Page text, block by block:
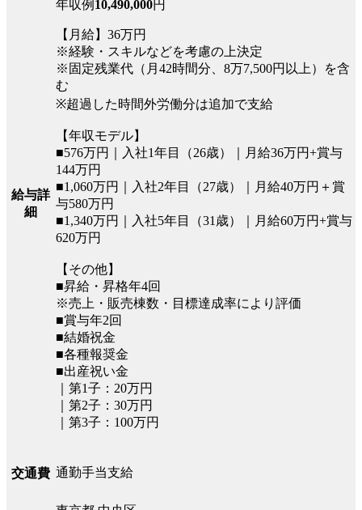
給与詳
細
年収例 10,490,000円
【月給】36万円
※経験・スキルなどを考慮の上決定
※固定残業代（月42時間分、8万7,500円以上）を含
む
※超過した時間外労働分は追加で支給
【年収モデル】
■576万円｜入社1年目（26歳）｜月給36万円+賞与
144万円
■1,060万円｜入社2年目（27歳）｜月給40万円＋賞
与580万円
■1,340万円｜入社5年目（31歳）｜月給60万円+賞与
620万円
【その他】
■昇給・昇格年4回
※売上・販売棟数・目標達成率により評価
■賞与年2回
■結婚祝金
■各種報奨金
■出産祝い金
｜第1子：20万円
｜第2子：30万円
｜第3子：100万円
交通費 通勤手当支給